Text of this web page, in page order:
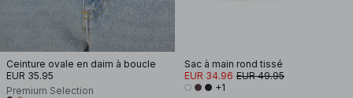
Ceinture ovale en daim à boucle
EUR 35.95
Premium Selection
Sac à main rond tissé
EUR 34.96 EUR 49.95
+1